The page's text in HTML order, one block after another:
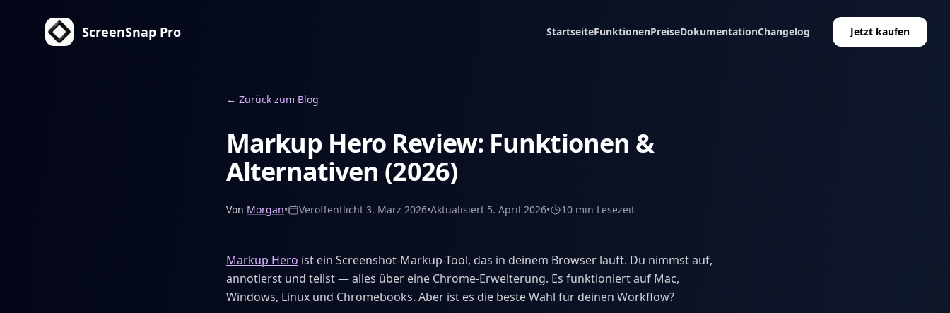
ScreenSnap Pro StartseiteFunktionenPreiseDokumentationChangelog Jetzt kaufen
← Zurück zum Blog
Markup Hero Review: Funktionen &
Alternativen (2026)
Von Morgan• Veröffentlicht 3. März 2026•Aktualisiert 5. April 2026• 10 min Lesezeit
Markup Hero ist ein Screenshot-Markup-Tool, das in deinem Browser läuft. Du nimmst auf,
annotierst und teilst — alles über eine Chrome-Erweiterung. Es funktioniert auf Mac,
Windows, Linux und Chromebooks. Aber ist es die beste Wahl für deinen Workflow?